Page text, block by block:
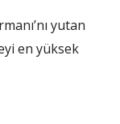
yutan
en yüksek